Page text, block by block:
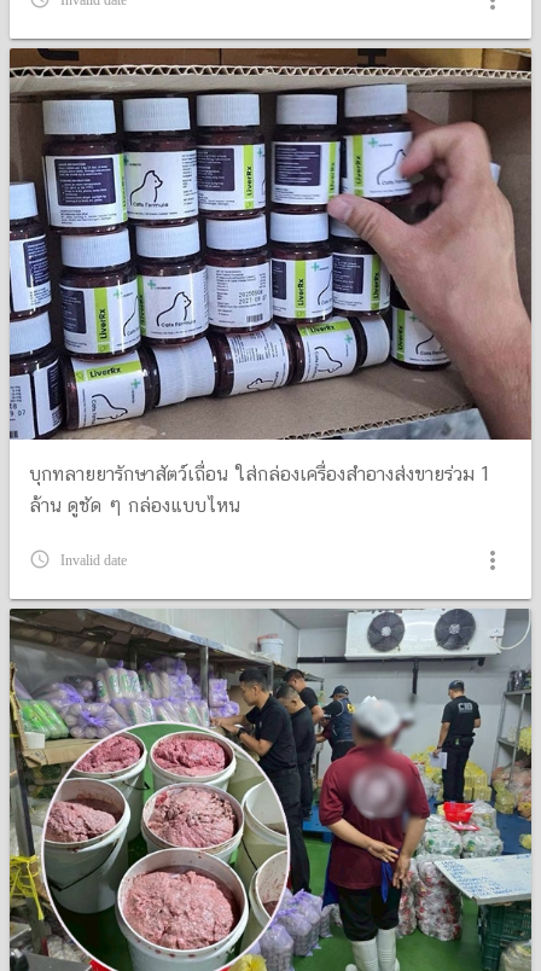
บุกทลายยารักษาสัตว์เถื่อน ใส่กล่องเครื่องสำอางส่งขายร่วม 1
ล้าน ดูชัด ๆ กล่องแบบไหน
query_builder Invalid date more_vert